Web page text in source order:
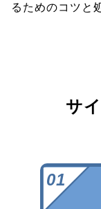
るためのコツと
サ